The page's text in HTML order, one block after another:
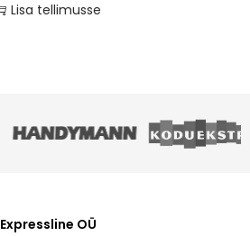
Lisa tellimusse
Expressline OÜ